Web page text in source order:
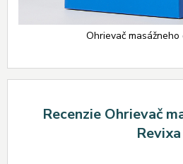
Ohrievač masážneho
Recenzie Ohrievač
Revixa